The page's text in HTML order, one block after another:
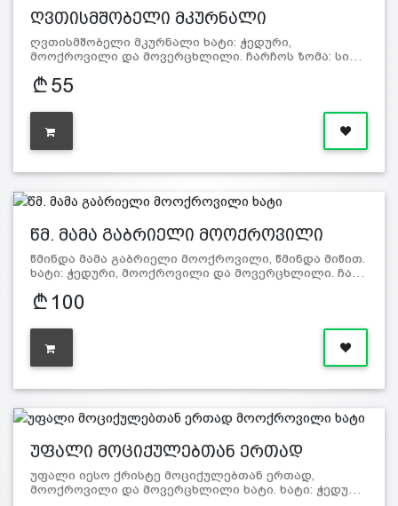
ღვთისმშობელი მკურნალი
ღვთისმშობელი მკურნალი ხატი: ჭედური,
მოოქროვილი და მოვერცხლილი. ჩარჩოს ზომა: სი…
55
წმ. მამა გაბრიელი მოოქროვილი
წმინდა მამა გაბრიელი მოოქროვილი, წმინდა მიწით.
ხატი: ჭედური, მოოქროვილი და მოვერცხლილი. ჩა…
100
უფალი მოციქულებთან ერთად
უფალი იესო ქრისტე მოციქულებთან ერთად,
მოოქროვილი და მოვერცხლილი ხატი. ხატი: ჭედუ…